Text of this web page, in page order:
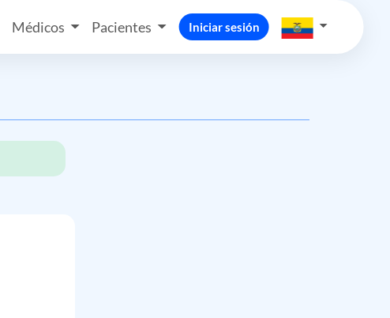
Médicos Pacientes Iniciar sesión